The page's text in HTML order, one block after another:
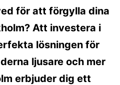
för att förgylla dina
Att investera i
lösningen för
ljusare och mer
erbjuder dig ett